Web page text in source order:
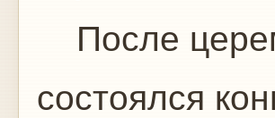
После
состоялся